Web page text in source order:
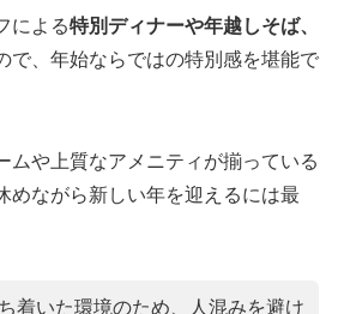
による特別ディナーや年越しそば、
で、年始ならではの特別感を堪能で
ムや上質なアメニティが揃っている
めながら新しい年を迎えるには最
着いた環境のため、人混みを避け